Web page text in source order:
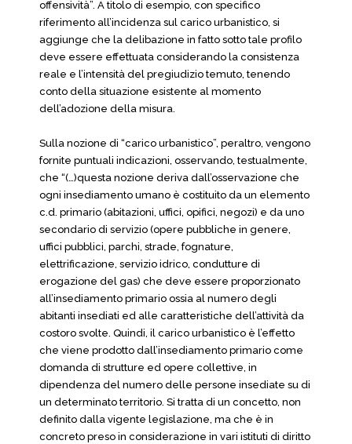
offensività”. A titolo di esempio, con specifico
riferimento all’incidenza sul carico urbanistico, si
aggiunge che la delibazione in fatto sotto tale profilo
deve essere effettuata considerando la consistenza
reale e l’intensità del pregiudizio temuto, tenendo
conto della situazione esistente al momento
dell’adozione della misura.
Sulla nozione di “carico urbanistico”, peraltro, vengono
fornite puntuali indicazioni, osservando, testualmente,
che “(…)questa nozione deriva dall’osservazione che
ogni insediamento umano è costituito da un elemento
c.d. primario (abitazioni, uffici, opifici, negozi) e da uno
secondario di servizio (opere pubbliche in genere,
uffici pubblici, parchi, strade, fognature,
elettrificazione, servizio idrico, condutture di
erogazione del gas) che deve essere proporzionato
all’insediamento primario ossia al numero degli
abitanti insediati ed alle caratteristiche dell’attività da
costoro svolte. Quindi, il carico urbanistico è l’effetto
che viene prodotto dall’insediamento primario come
domanda di strutture ed opere collettive, in
dipendenza del numero delle persone insediate su di
un determinato territorio. Si tratta di un concetto, non
definito dalla vigente legislazione, ma che è in
concreto preso in considerazione in vari istituti di diritto